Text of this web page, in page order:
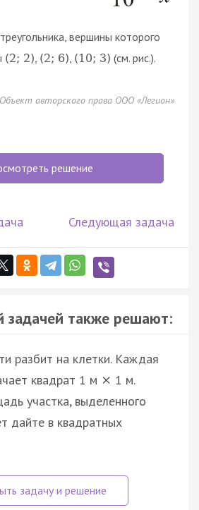
вершины которого
(2; 2) (2; 6) (10; 3) (см. рис.).
Объект авторского права ООО «Легион»
решение
Следующая задача
задачей также решают:
разбит на клетки. Каждая
квадрат 1 м × 1 м.
участка, выделенного
дайте в квадратных